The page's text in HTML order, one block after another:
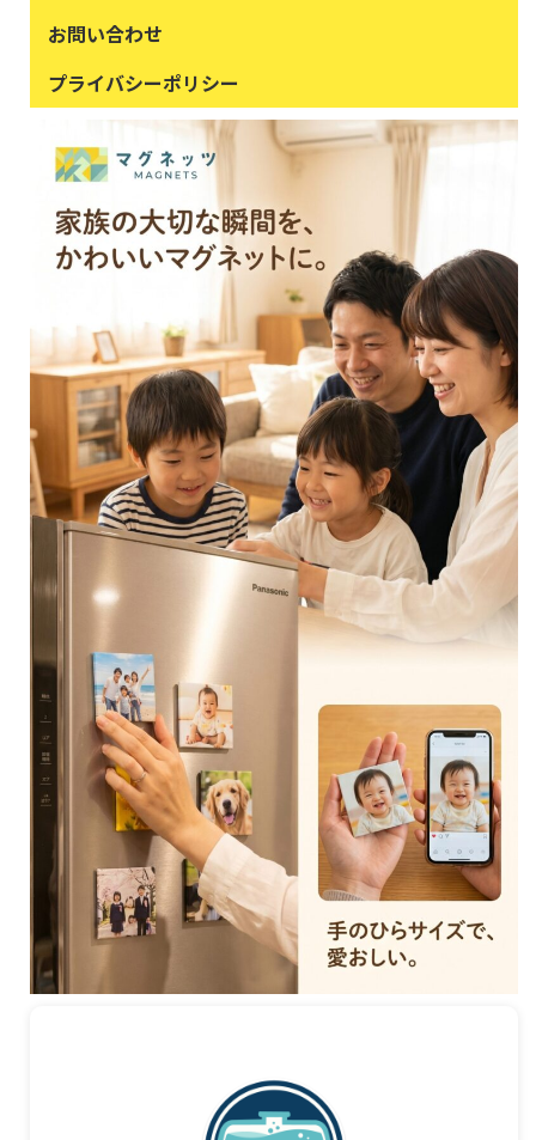
お問い合わせ
プライバシーポリシー